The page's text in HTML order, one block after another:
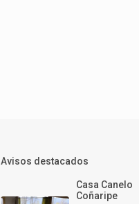
Avisos destacados
Casa Canelo
Coñaripe